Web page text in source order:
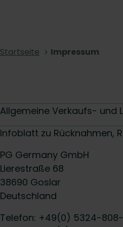
Startseite Impressum
Allgemeine Verkaufs- und
Infoblatt zu Rücknahmen,
PG Germany GmbH
Lierestraße 68
38690 Goslar
Deutschland
Telefon: +49(0) 5324-